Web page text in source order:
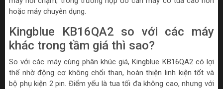
hoặc máy chuyên dụng.
Kingblue KB16QA2 so với các máy
khác trong tầm giá thì sao?
So với các máy cùng phân khúc giá, Kingblue KB16QA2 có lợi
thế nhờ động cơ không chổi than, hoàn thiện linh kiện tốt và
bộ phụ kiện 2 pin. Điểm yếu là tua tối đa không cao, nhưng với